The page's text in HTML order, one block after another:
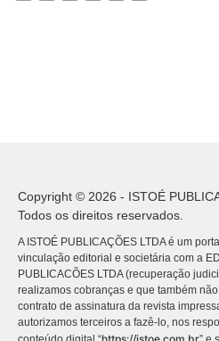
Copyright © 2026 - ISTOÉ
Todos os direitos reservados.
A ISTOÉ PUBLICAÇÕES LTDA é um
vinculação editorial e societária com a
PUBLICACÕES LTDA (recuperação
realizamos cobranças e que também
contrato de assinatura da revista
autorizamos terceiros a fazê-lo, nos